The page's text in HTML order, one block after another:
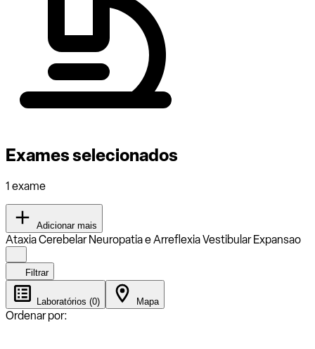
Exames selecionados
1 exame
Adicionar mais
Ataxia Cerebelar Neuropatia e Arreflexia Vestibular Expansao
Filtrar
Laboratórios (0) Mapa
Ordenar por: